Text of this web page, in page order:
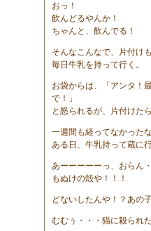
おっ！
飲んどるやんか！
ちゃんと、飲んでる！
そんなこんなで、片付け
毎日牛乳を持って行く。
お袋からは、「アンタ！
で！」
と怒られるが、片付けた
一週間も経ってなかった
ある日、牛乳持って蔵に
あーーーーーっ、おらん
もぬけの殻や！！！
どないしたんや！？あの
むむぅ・・・猫に殺られ